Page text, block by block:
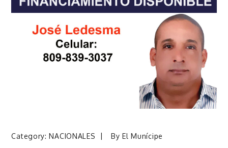
Category:NACIONALES ByEl Munícipe